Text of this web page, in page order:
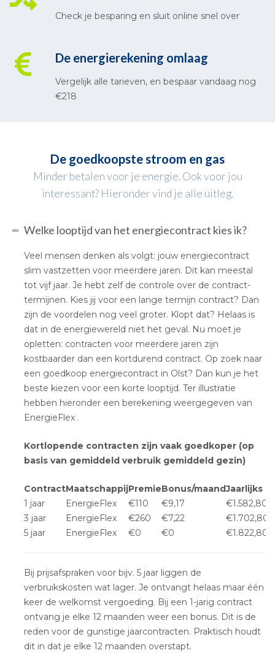
Check je besparing en sluit online snel over
De energierekening omlaag
Vergelijk alle tarieven, en bespaar vandaag nog
€218
De goedkoopste stroom en gas
Minder betalen voor je energie. Ook voor jou
interessant? Hieronder vind je alle uitleg.
Welke looptijd van het energiecontract kies ik?
Veel mensen denken als volgt: jouw energiecontract
slim vastzetten voor meerdere jaren. Dit kan meestal
tot vijf jaar. Je hebt zelf de controle over de contract-
termijnen. Kies jij voor een lange termijn contract? Dan
zijn de voordelen nog veel groter. Klopt dat? Helaas is
dat in de energiewereld niet het geval. Nu moet je
opletten: contracten voor meerdere jaren zijn
kostbaarder dan een kortdurend contract. Op zoek naar
een goedkoop energiecontract in Olst? Dan kun je het
beste kiezen voor een korte looptijd. Ter illustratie
hebben hieronder een berekening weergegeven van
EnergieFlex .
Kortlopende contracten zijn vaak goedkoper (op
basis van gemiddeld verbruik gemiddeld gezin)
ContractMaatschappijPremieBonus/maandJaarlijks
1 jaar
EnergieFlex €110 €9,17
€1.582,80
3 jaar
EnergieFlex €260 €7,22
€1.702,80
5 jaar
EnergieFlex €0 €0 €1.822,80
Bij prijsafspraken voor bijv. 5 jaar liggen de
verbruikskosten wat lager. Je ontvangt helaas maar één
keer de welkomst vergoeding. Bij een 1-jarig contract
ontvang je elke 12 maanden weer een bonus. Dit is de
reden voor de gunstige jaarcontracten. Praktisch houdt
dit in dat je elke 12 maanden overstapt.